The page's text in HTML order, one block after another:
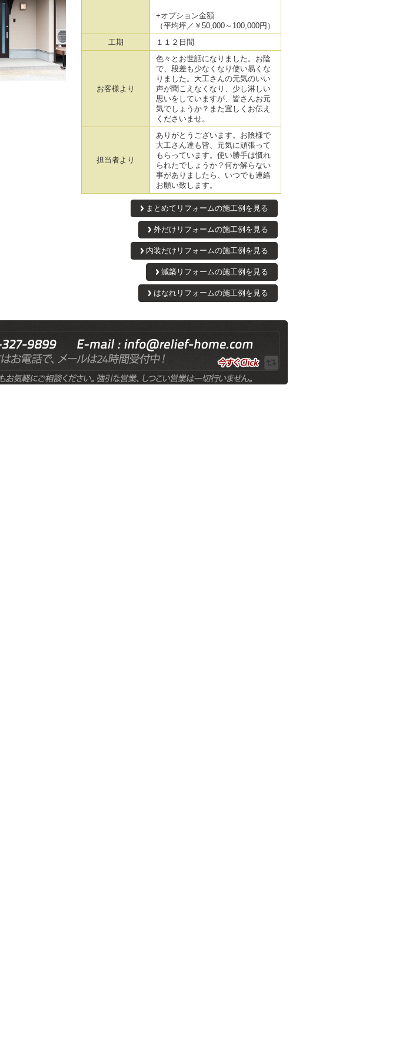
+オプション金額
（平均坪／￥50,000～100,000円）
工期
１１２日間
お客様より
色々とお世話になりました。お陰
で、段差も少なくなり使い易くな
りました。大工さんの元気のいい
声が聞こえなくなり、少し淋しい
思いをしていますが、皆さんお元
気でしょうか？また宜しくお伝え
くださいませ。
担当者より
ありがとうございます。お陰様で
大工さん達も皆、元気に頑張って
もらっています。使い勝手は慣れ
られたでしょうか？何か解らない
事がありましたら、いつでも連絡
お願い致します。
まとめてリフォームの施工例を見る
外だけリフォームの施工例を見る
内装だけリフォームの施工例を見る
減築リフォームの施工例を見る
はなれリフォームの施工例を見る